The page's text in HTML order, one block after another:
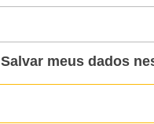
Salvar meus dados